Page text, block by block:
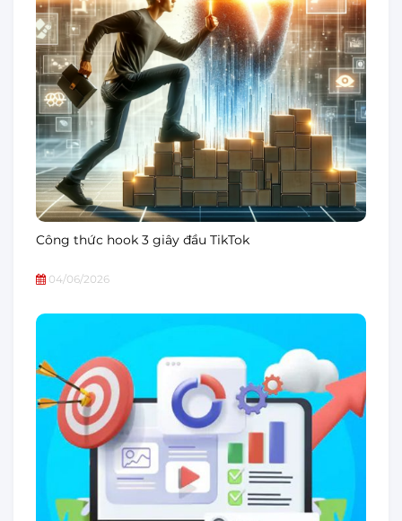
Công thức hook 3 giây đầu TikTok
04/06/2026